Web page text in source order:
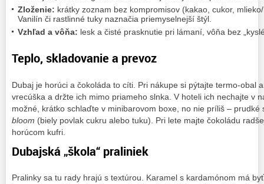
Zloženie: krátky zoznam bez kompromisov (kakao, cukor,
Vanilín či rastlinné tuky naznačia priemyselnejší štýl.
Vzhľad a vôňa: lesk a čisté prasknutie pri lámaní, vôňa bez
Teplo, skladovanie a prevoz
Dubaj je horúci a čokoláda to cíti. Pri nákupe si pýtajte termo‑obal
vrecúška a držte ich mimo priameho slnka. V hoteli ich nechajte v
možné, krátko schlaďte v minibarovom boxe, no nie príliš –
bloom (biely povlak cukru alebo tuku). Pri lete majte čokoládu
horúcom kufri.
Dubajská „škola“ praliniek
Pralinky sa tu rady hrajú s textúrou. Karamel s kardamónom má